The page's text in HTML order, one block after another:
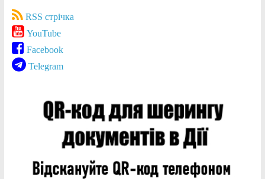
RSS стрічка
YouTube
Facebook
Telegram